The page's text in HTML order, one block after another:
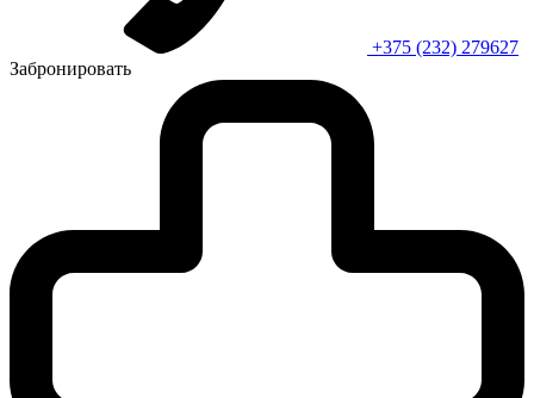
+375 (232) 279627
Забронировать